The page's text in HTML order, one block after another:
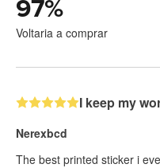
97%
Voltaria a comprar
I keep my
Nerexbcd
The best printed sticker i